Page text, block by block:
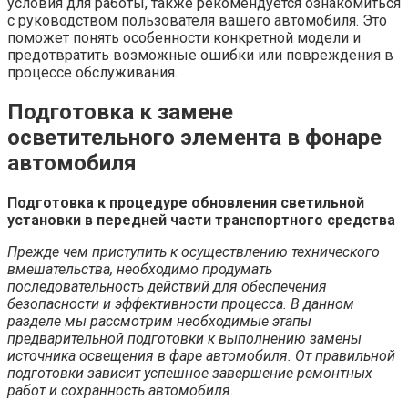
с руководством пользователя вашего автомобиля. Это
поможет понять особенности конкретной модели и
предотвратить возможные ошибки или повреждения в
процессе обслуживания.
Подготовка к замене
осветительного элемента в фонаре
автомобиля
Подготовка к процедуре обновления светильной
установки в передней части транспортного средства
Прежде чем приступить к осуществлению технического
вмешательства, необходимо продумать
последовательность действий для обеспечения
безопасности и эффективности процесса. В данном
разделе мы рассмотрим необходимые этапы
предварительной подготовки к выполнению замены
источника освещения в фаре автомобиля. От правильной
подготовки зависит успешное завершение ремонтных
работ и сохранность автомобиля.